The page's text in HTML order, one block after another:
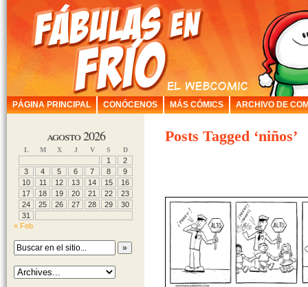
PÁGINA PRINCIPAL CONÓCENOS MÁS CÓMICS ARCHIVO DE
agosto 2026
L M X J V S D
1
2
3
4 5 6 7 8
9
10
11 12 13 14 15
16
17
18 19 20 21 22
23
24
25 26 27 28 29
30
31
« Feb
Posts Tagged ‘niños’